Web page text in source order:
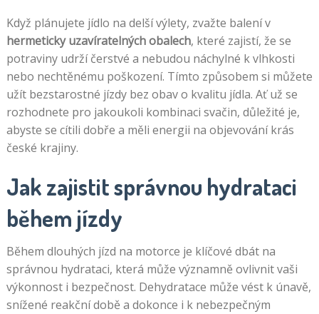
Když plánujete jídlo na delší výlety, zvažte balení v
hermeticky uzavíratelných obalech, které zajistí, že se
potraviny udrží čerstvé a nebudou náchylné k vlhkosti
nebo nechtěnému poškození. Tímto způsobem si můžete
užít bezstarostné jízdy bez obav o kvalitu jídla. Ať už se
rozhodnete pro jakoukoli kombinaci svačin, důležité je,
abyste se cítili dobře a měli energii na objevování krás
české krajiny.
Jak zajistit správnou hydrataci
během jízdy
Během dlouhých jízd na motorce je klíčové dbát na
správnou hydrataci, která může významně ovlivnit vaši
výkonnost i bezpečnost. Dehydratace může vést k únavě,
snížené reakční době a dokonce i k nebezpečným